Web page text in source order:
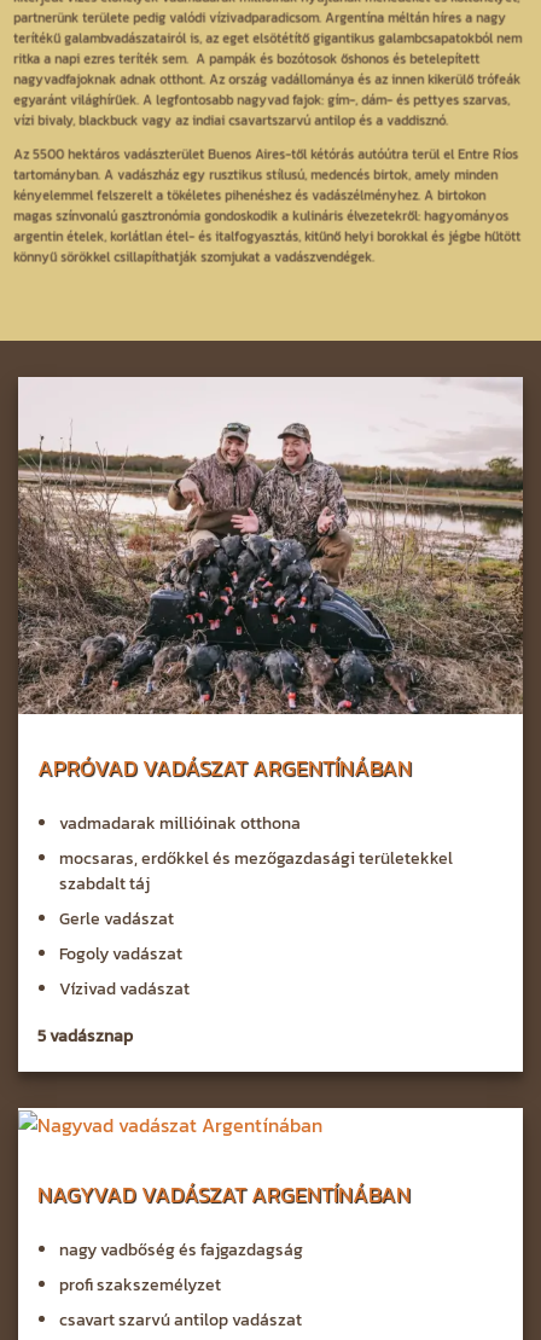
partnerünk területe pedig valódi vízivadparadicsom. Argentína méltán híres a nagy
terítékű galambvadászatairól is, az eget elsötétítő gigantikus galambcsapatokból nem
ritka a napi ezres teríték sem. A pampák és bozótosok őshonos és betelepített
nagyvadfajoknak adnak otthont. Az ország vadállománya és az innen kikerülő trófeák
egyaránt világhírűek. A legfontosabb nagyvad fajok: gím-, dám- és pettyes szarvas,
vízi bivaly, blackbuck vagy az indiai csavartszarvú antilop és a vaddisznó.
Az 5500 hektáros vadászterület Buenos Aires-től kétórás autóútra terül el Entre Ríos
tartományban. A vadászház egy rusztikus stílusú, medencés birtok, amely minden
kényelemmel felszerelt a tökéletes pihenéshez és vadászélményhez. A birtokon
magas színvonalú gasztronómia gondoskodik a kulináris élvezetekről: hagyományos
argentin ételek, korlátlan étel- és italfogyasztás, kitűnő helyi borokkal és jégbe hűtött
könnyű sörökkel csillapíthatják szomjukat a vadászvendégek.
APRÓVAD VADÁSZAT ARGENTÍNÁBAN
vadmadarak millióinak otthona
mocsaras, erdőkkel és mezőgazdasági területekkel
szabdalt táj
Gerle vadászat
Fogoly vadászat
Vízivad vadászat
5 vadásznap
NAGYVAD VADÁSZAT ARGENTÍNÁBAN
nagy vadbőség és fajgazdagság
profi szakszemélyzet
csavart szarvú antilop vadászat